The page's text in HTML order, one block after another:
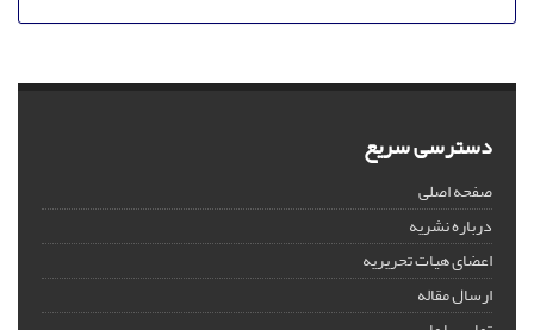
دسترسی سریع
صفحه اصلی
درباره نشریه
اعضای هیات تحریریه
ارسال مقاله